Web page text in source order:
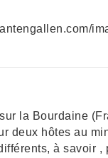
la Bourdaine
hôtes au
à savoir